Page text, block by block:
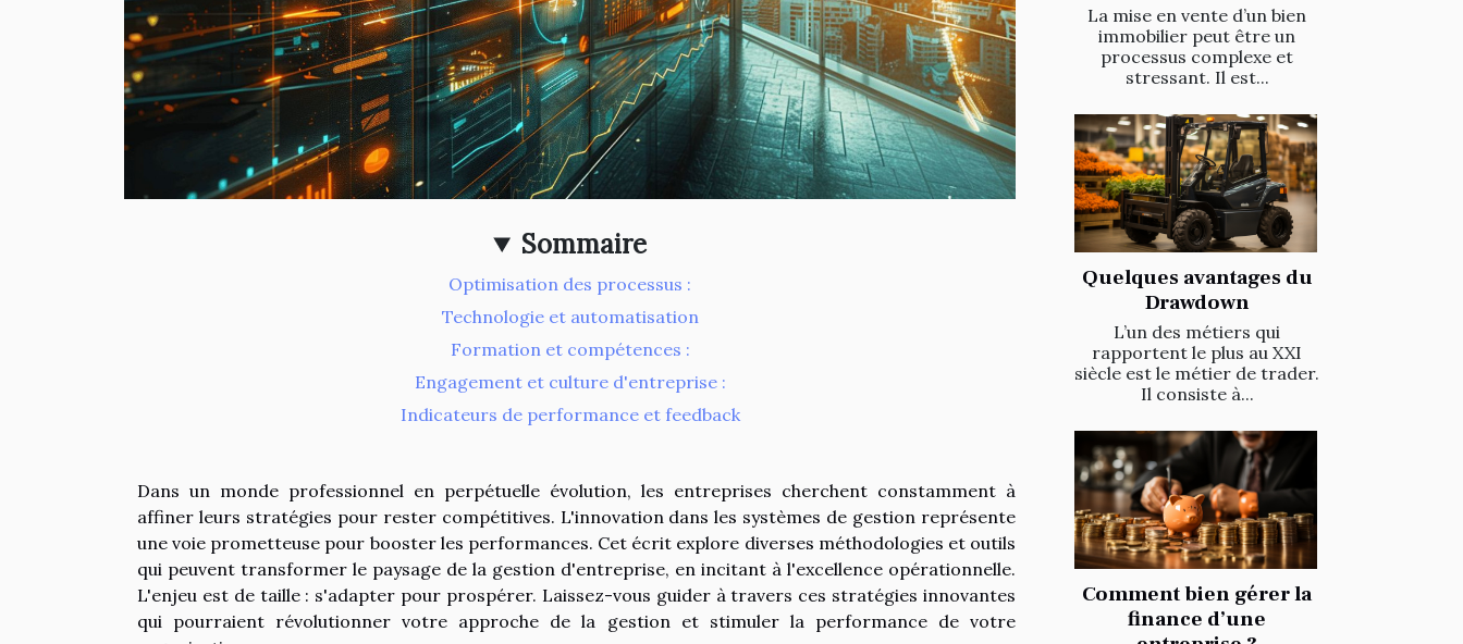
Sommaire
Optimisation des processus :
Technologie et automatisation
Formation et compétences :
Engagement et culture d'entreprise :
Indicateurs de performance et feedback
Dans un monde professionnel en perpétuelle évolution, les entreprises cherchent constamment à
affiner leurs stratégies pour rester compétitives. L'innovation dans les systèmes de gestion représente
une voie prometteuse pour booster les performances. Cet écrit explore diverses méthodologies et outils
qui peuvent transformer le paysage de la gestion d'entreprise, en incitant à l'excellence opérationnelle.
L'enjeu est de taille : s'adapter pour prospérer. Laissez-vous guider à travers ces stratégies innovantes
qui pourraient révolutionner votre approche de la gestion et stimuler la performance de votre
La mise en vente d’un bien
immobilier peut être un
processus complexe et
stressant. Il est...
Quelques avantages du
Drawdown
L’un des métiers qui
rapportent le plus au XXI
siècle est le métier de trader.
Il consiste à...
Comment bien gérer la
finance d’une